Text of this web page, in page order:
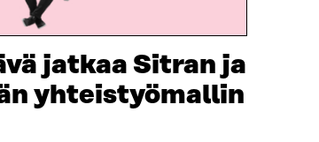
jatkaa Sitran ja
yhteistyömallin